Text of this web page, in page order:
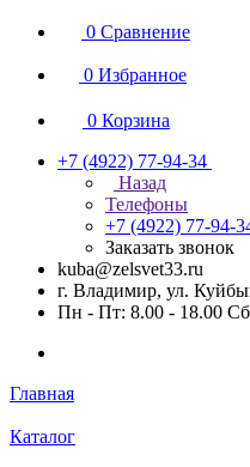
0 Сравнение
0 Избранное
0 Корзина
+7 (4922) 77-94-34
Назад
Телефоны
+7 (4922) 77-94-
Заказать звонок
kuba@zelsvet33.ru
г. Владимир, ул.
Пн - Пт: 8.00 - 18.00
Главная
Каталог